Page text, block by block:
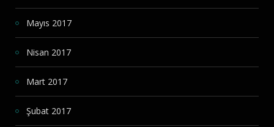
Mayıs 2017
Nisan 2017
Mart 2017
Şubat 2017